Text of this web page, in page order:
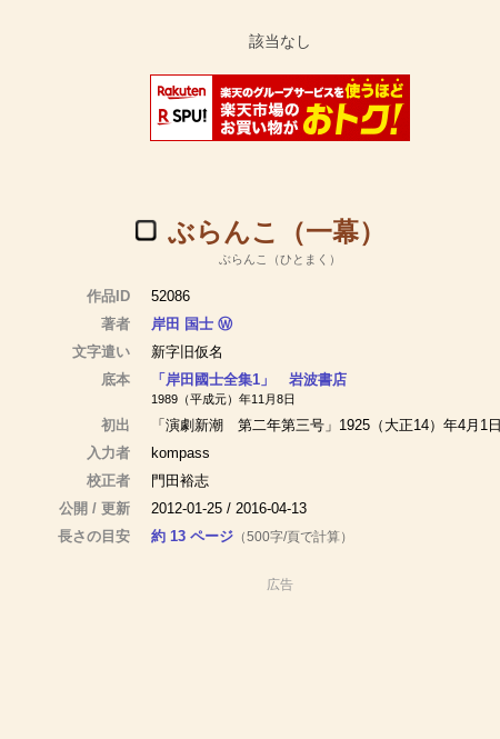
ぶらんこ（一幕）
ぶらんこ（ひとまく）
作品ID
52086
著者
岸田 国士 Ⓦ
文字遣い
新字旧仮名
底本
「岸田國士全集1」 岩波書店
1989（平成元）年11月8日
初出
「演劇新潮 第二年第三号」1925（大正14）年4月1日
入力者
kompass
校正者
門田裕志
公開 / 更新
2012-01-25 / 2016-04-13
長さの目安
約 13 ページ （500字/頁で計算）
広告